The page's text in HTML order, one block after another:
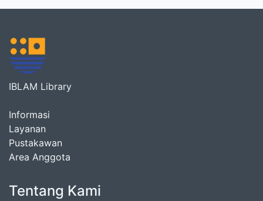
IBLAM Library
Informasi
Layanan
Pustakawan
Area Anggota
Tentang Kami